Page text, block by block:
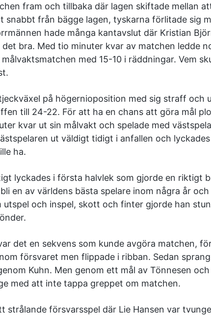
fram och tillbaka där lagen skiftade mellan
snabbt från bägge lagen, tyskarna förlitade sig
hade många kantavslut där Kristian
det bra. Med tio minuter kvar av matchen ledde
med 15-10 i räddningar. Vem
på högernioposition med sig straff och
till 24-22. För att ha en chans att göra mål
kvar ut sin målvakt och spelade med
ut väldigt tidigt i anfallen och
ha.
lyckades i första halvlek som gjorde en riktigt
en av världens bästa spelare inom några år
utspel och inspel, skott och finter gjorde han
det en sekvens som kunde avgöra matchen,
försvaret men flippade i ribban. Sedan
Kuhn. Men genom ett mål av Tönnesen
med att inte tappa greppet om matchen.
strålande försvarsspel där Lie Hansen var